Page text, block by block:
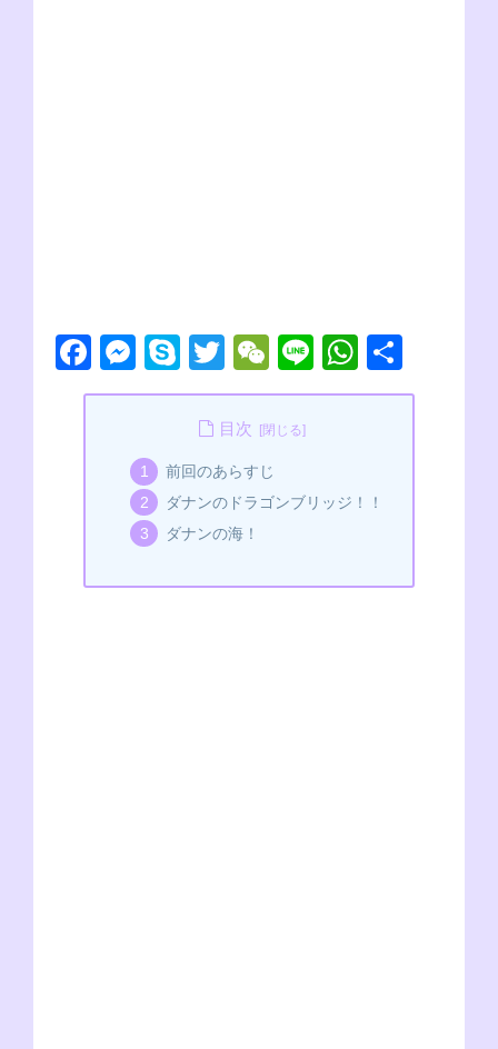
F
a
k
M
e
e
n
g
S
ky
p
e
T
wi
tt
er
W
e
C
h
at
Li
n
W
h
A
有
目次
前回のあらすじ
ダナンのドラゴンブリッジ！！
ダナンの海！